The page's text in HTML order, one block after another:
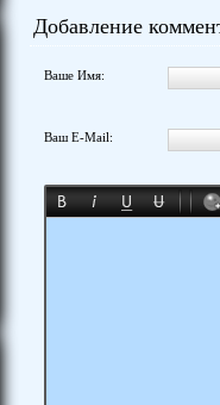
Добавление
Ваше Имя:
Ваш E-Mail: